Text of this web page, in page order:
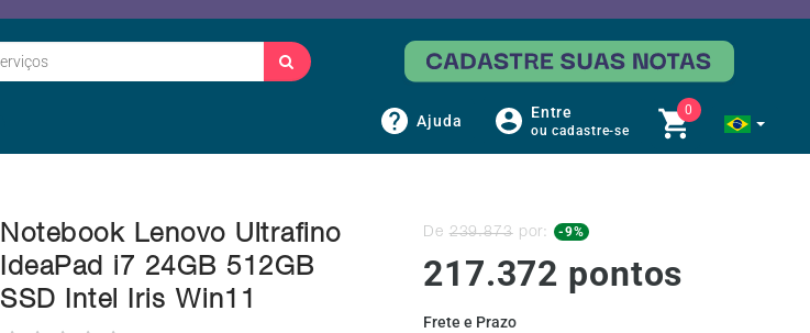
Ajuda Entre
ou cadastre-se
0
Notebook Lenovo Ultrafino
IdeaPad i7 24GB 512GB
SSD Intel Iris Win11
De 239.873por: -9%
217.372 pontos
Frete e Prazo